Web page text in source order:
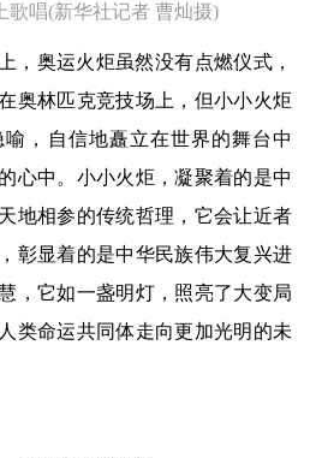
歌唱(新华社记者 曹灿摄)
，奥运火炬虽然没有点燃仪式，
奥林匹克竞技场上，但小小火炬
，自信地矗立在世界的舞台中
心中。小小火炬，凝聚着的是中
地相参的传统哲理，它会让近者
彰显着的是中华民族伟大复兴进
，它如一盏明灯，照亮了大变局
类命运共同体走向更加光明的未